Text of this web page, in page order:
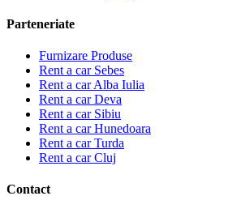
Parteneriate
Furnizare Produse
Rent a car Sebes
Rent a car Alba Iulia
Rent a car Deva
Rent a car Sibiu
Rent a car Hunedoara
Rent a car Turda
Rent a car Cluj
Contact